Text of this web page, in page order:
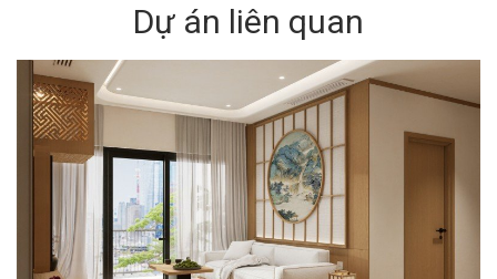
Dự án liên quan